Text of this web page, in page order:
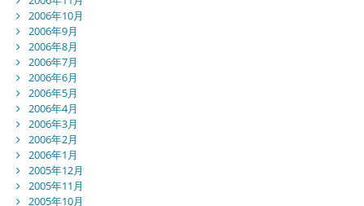
2006年10月
2006年9月
2006年8月
2006年7月
2006年6月
2006年5月
2006年4月
2006年3月
2006年2月
2006年1月
2005年12月
2005年11月
2005年10月